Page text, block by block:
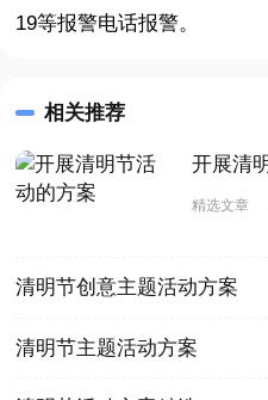
19等报警电话报警。
相关推荐
开展清
精选文章
清明节创意主题活动方案
清明节主题活动方案